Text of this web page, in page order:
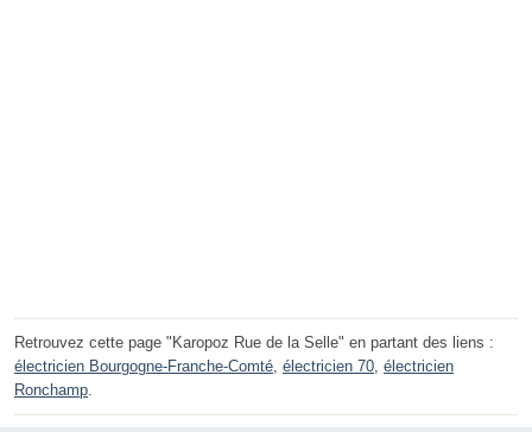
Retrouvez cette page "Karopoz Rue de la Selle" en partant des liens :
électricien Bourgogne-Franche-Comté, électricien 70, électricien
Ronchamp.